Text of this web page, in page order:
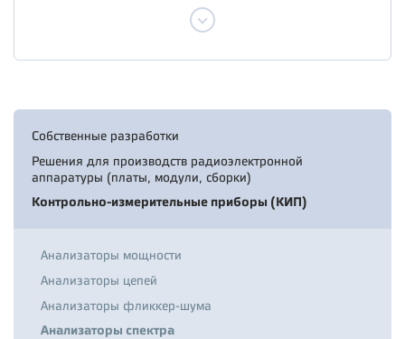
Собственные разработки
Решения для производств радиоэлектронной
аппаратуры (платы, модули, сборки)
Контрольно-измерительные приборы (КИП)
Анализаторы мощности
Анализаторы цепей
Анализаторы фликкер-шума
Анализаторы спектра